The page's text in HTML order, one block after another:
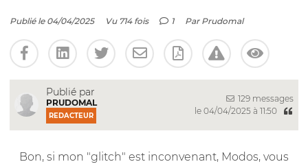
Publié le 04/04/2025 Vu 714 fois 1 Par Prudomal
Publié par
PRUDOMAL
REDACTEUR
129 messages
le 04/04/2025 à 11:50
Bon, si mon "glitch" est inconvenant, Modos, vous